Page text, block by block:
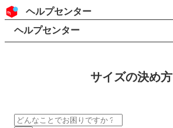
コンテンツにスキップ
ヘッダー
ヘルプセンター
検索
パンくずリスト
ヘルプセンター
サイズの決め方
検索